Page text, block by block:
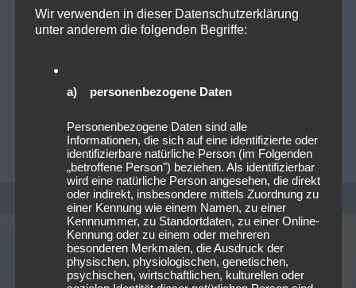
Neue Singles – Februar 2023 KW8
Cain – „Embrace Your Darkness“ Nachdem sie
kürzlich die Veröffentlichung ihres selbstbetitelten
PATRICK LICHTENBERGER 0
Wir verwenden in dieser Datenschutzerklärung
unter anderem die folgenden Begriffe:
a) personenbezogene Daten
Personenbezogene Daten sind alle
Informationen, die sich auf eine identifizierte oder
identifizierbare natürliche Person (im Folgenden
„betroffene Person") beziehen. Als identifizierbar
wird eine natürliche Person angesehen, die direkt
oder indirekt, insbesondere mittels Zuordnung zu
einer Kennung wie einem Namen, zu einer
Kennnummer, zu Standortdaten, zu einer Online-
Kennung oder zu einem oder mehreren
besonderen Merkmalen, die Ausdruck der
physischen, physiologischen, genetischen,
psychischen, wirtschaftlichen, kulturellen oder